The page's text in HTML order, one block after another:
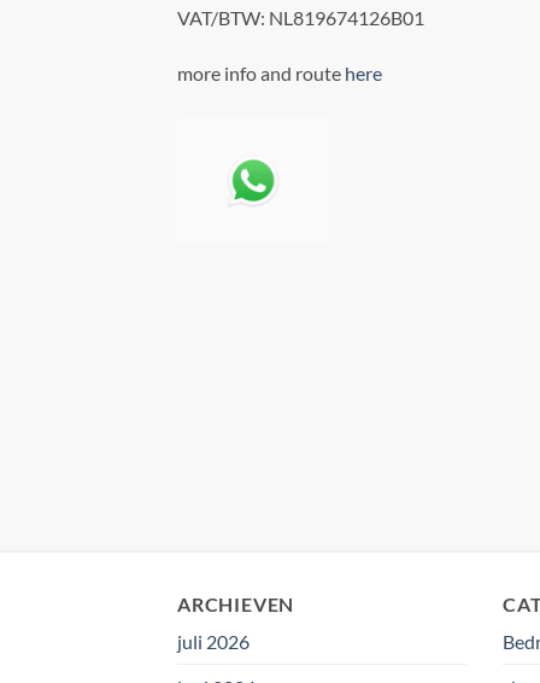
VAT/BTW: NL819674126B01
more info and route here
ARCHIEVEN
juli 2026